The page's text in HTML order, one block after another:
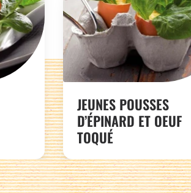
JEUNES POUSSES
D’ÉPINARD ET OEUF
TOQUÉ